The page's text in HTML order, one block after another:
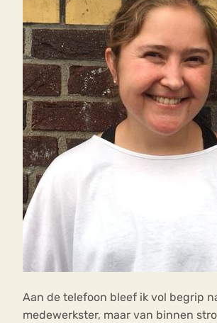
Aan de telefoon bleef ik vol begrip
medewerkster, maar van binnen